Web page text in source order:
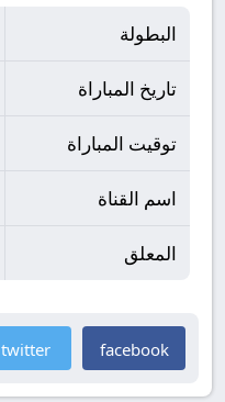
البطولة
تاريخ المباراة
توقيت المباراة
اسم القناة
المعلق
facebook
twitter